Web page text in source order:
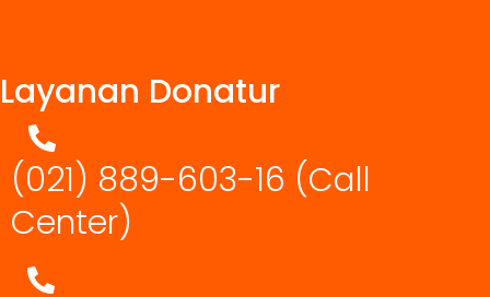
Layanan Donatur
(021) 889-603-16 (Call
Center)